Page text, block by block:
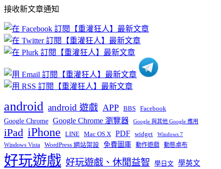
文
章
分
類
接收新文章通知
android android 遊戲 APP BBS Facebook
Google Chrome Google Chrome 瀏覽器 Google 與其他 Google 應用
iPad iPhone LINE Mac OS X PDF widget Windows 7
Windows Vista WordPress 網站架設 免費圖庫 動作遊戲 動態桌布
好玩遊戲 好玩遊戲、休閒益智 學日文 學英文